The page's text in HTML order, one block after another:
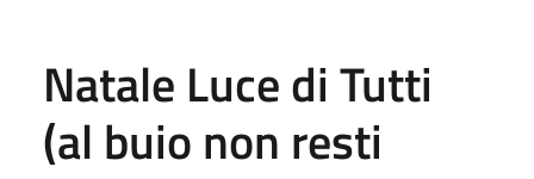
Natale Luce di Tutti
(al buio non resti